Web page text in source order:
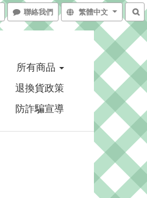
聯絡我們 繁體中文
所有商品
退換貨政策
防詐騙宣導